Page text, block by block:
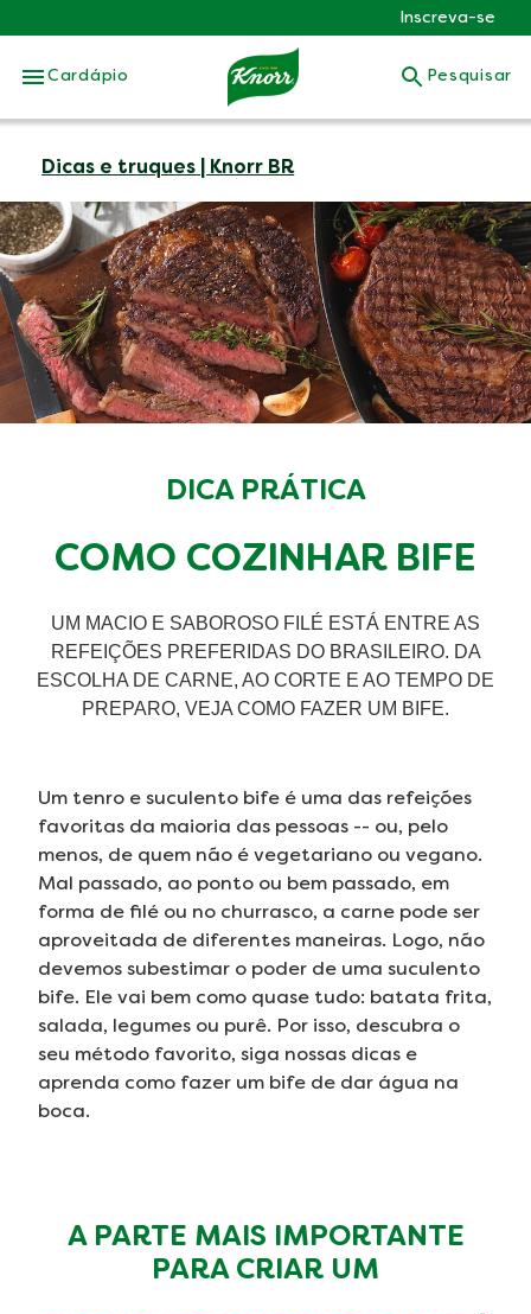
Skip to:
Inscreva-se
Cardápio Pesquisar
Dicas e truques | Knorr BR
DICA PRÁTICA
COMO COZINHAR BIFE
UM MACIO E SABOROSO FILÉ ESTÁ ENTRE AS
REFEIÇÕES PREFERIDAS DO BRASILEIRO. DA
ESCOLHA DE CARNE, AO CORTE E AO TEMPO DE
PREPARO, VEJA COMO FAZER UM BIFE.
Um tenro e suculento bife é uma das refeições
favoritas da maioria das pessoas -- ou, pelo
menos, de quem não é vegetariano ou vegano.
Mal passado, ao ponto ou bem passado, em
forma de filé ou no churrasco, a carne pode ser
aproveitada de diferentes maneiras. Logo, não
devemos subestimar o poder de uma suculento
bife. Ele vai bem como quase tudo: batata frita,
salada, legumes ou purê. Por isso, descubra o
seu método favorito, siga nossas dicas e
aprenda como fazer um bife de dar água na
boca.
A PARTE MAIS IMPORTANTE
PARA CRIAR UM